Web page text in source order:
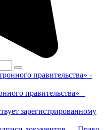
правительства» –
зарегистрированному